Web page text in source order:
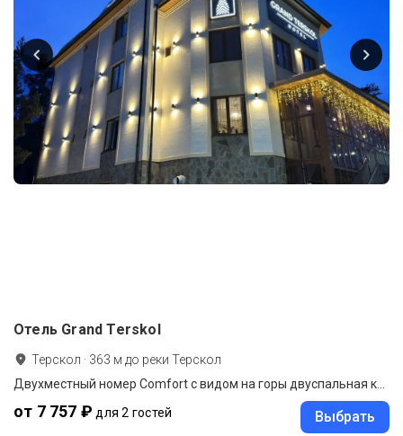
Отель Grand Terskol
Терскол · 363 м до реки Терскол
Двухместный номер Comfort с видом на горы двуспальная кровать
от 7 757 ₽ для 2 гостей Выбрать